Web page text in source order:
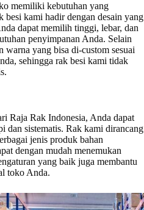
memiliki kebutuhan yang
besi kami hadir dengan desain yang
dapat memilih tinggi, lebar, dan
penyimpanan Anda. Selain
yang bisa di-custom sesuai
sehingga rak besi kami tidak
Raja Rak Indonesia, Anda dapat
dan sistematis. Rak kami dirancang
jenis produk bahan
dengan mudah menemukan
yang baik juga membantu
toko Anda.